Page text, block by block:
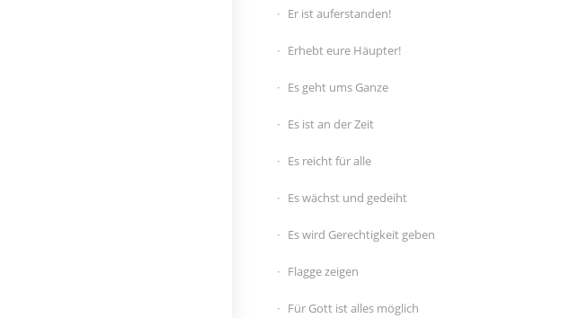
Er ist auferstanden!
Erhebt eure Häupter!
Es geht ums Ganze
Es ist an der Zeit
Es reicht für alle
Es wächst und gedeiht
Es wird Gerechtigkeit geben
Flagge zeigen
Für Gott ist alles möglich